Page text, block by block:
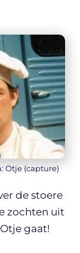
Otje (capture)
de stoere
zochten uit
gaat!